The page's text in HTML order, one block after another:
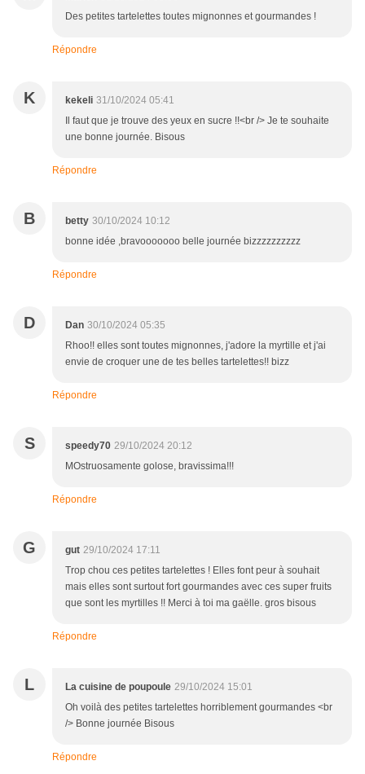
Des petites tartelettes toutes mignonnes et gourmandes !
Répondre
K kekeli 31/10/2024 05:41
Il faut que je trouve des yeux en sucre !!<br /> Je te souhaite
une bonne journée. Bisous
Répondre
B betty 30/10/2024 10:12
bonne idée ,bravooooooo belle journée bizzzzzzzzzz
Répondre
D Dan 30/10/2024 05:35
Rhoo!! elles sont toutes mignonnes, j'adore la myrtille et j'ai
envie de croquer une de tes belles tartelettes!! bizz
Répondre
S speedy70 29/10/2024 20:12
MOstruosamente golose, bravissima!!!
Répondre
G gut 29/10/2024 17:11
Trop chou ces petites tartelettes ! Elles font peur à souhait
mais elles sont surtout fort gourmandes avec ces super fruits
que sont les myrtilles !! Merci à toi ma gaëlle. gros bisous
Répondre
L La cuisine de poupoule 29/10/2024 15:01
Oh voilà des petites tartelettes horriblement gourmandes <br
/> Bonne journée Bisous
Répondre